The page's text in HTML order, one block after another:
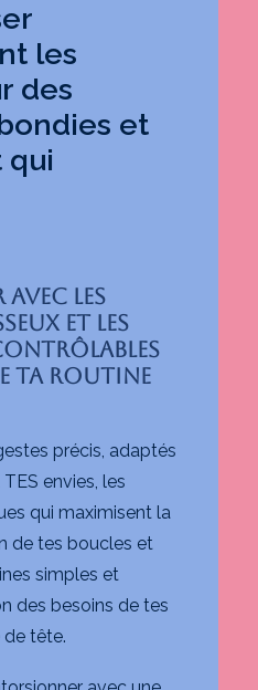
les
des
et
qui
les
et les
ta routine
précis, adaptés
envies, les
qui maximisent la
de tes boucles et
simples et
des besoins de tes
de tête.